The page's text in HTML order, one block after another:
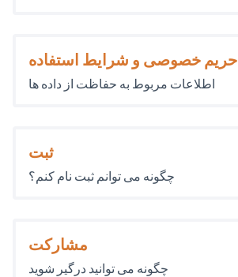
حریم خصوصی و شرایط استفاده
اطلاعات مربوط به حفاظت از داده ها
ثبت
چگونه می توانم ثبت نام کنم؟
مشارکت
چگونه می توانید درگیر شوید